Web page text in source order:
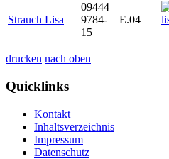
Strauch Lisa
09444
9784-
15
E.04
drucken nach oben
Quicklinks
Kontakt
Inhaltsverzeichnis
Impressum
Datenschutz